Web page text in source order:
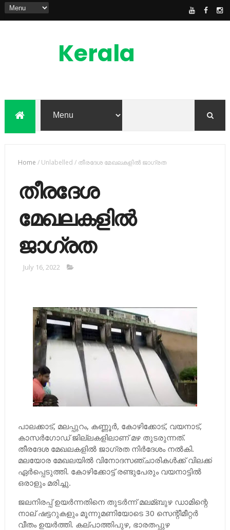
Kerala
Feed
Home /Unlabelled / തീരദേശ മേഖലകളില്‍ ജാഗ്രത
തീരദേശ
മേഖലകളില്‍
ജാഗ്രത
July 16, 2022
പാലക്കാട്, മലപ്പുറം, കണ്ണൂര്‍, കോഴിക്കോട്, വയനാട്,
കാസര്‍ഗോഡ് ജില്ലകളിലാണ് മഴ തുടരുന്നത്.
തീരദേശ മേഖലകളില്‍ ജാഗ്രത നിര്‍ദേശം നല്‍കി.
മലയോര മേഖലയില്‍ വിനോദസഞ്ചാരികള്‍ക്ക് വിലക്ക്
ഏര്‍പ്പെടുത്തി. കോഴിക്കോട്ട് രണ്ടുപേരും വയനാട്ടില്‍
ഒരാളും മരിച്ചു.
ജലനിരപ്പ് ഉയര്‍ന്നതിനെ തുടര്‍ന്ന് മലമ്ബുഴ ഡാമിന്റെ
നാല് ഷട്ടറുകളും മൂന്നുമണിയോടെ 30 സെന്റീമീറ്റര്‍
വീതം ഉയര്‍ത്തി. കല്പാത്തിപുഴ, ഭാരതപ്പുഴ